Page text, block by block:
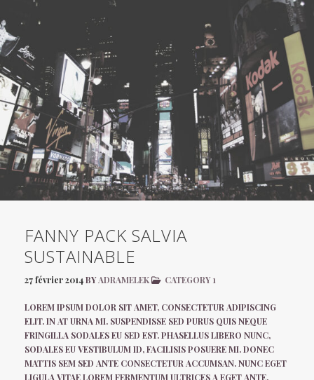
FANNY PACK SALVIA
SUSTAINABLE
27 février 2014BYADRAMELEK CATEGORY 1
LOREM IPSUM DOLOR SIT AMET, CONSECTETUR ADIPISCING
ELIT. IN AT URNA MI. SUSPENDISSE SED PURUS QUIS NEQUE
FRINGILLA SODALES EU SED EST. PHASELLUS LIBERO NUNC,
SODALES EU VESTIBULUM ID, FACILISIS POSUERE MI. DONEC
MATTIS SEM SED ANTE CONSECTETUR ACCUMSAN. NUNC EGET
LIGULA VITAE LOREM FERMENTUM ULTRICES A EGET ANTE.